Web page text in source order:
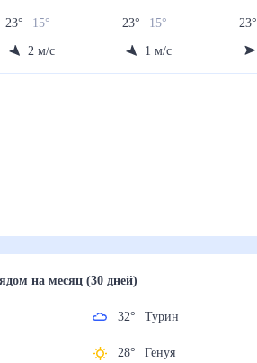
23° 15°
2 м/с
23° 15°
1 м/с
23°
рядомна месяц (30 дней)
32° Турин
28° Генуя